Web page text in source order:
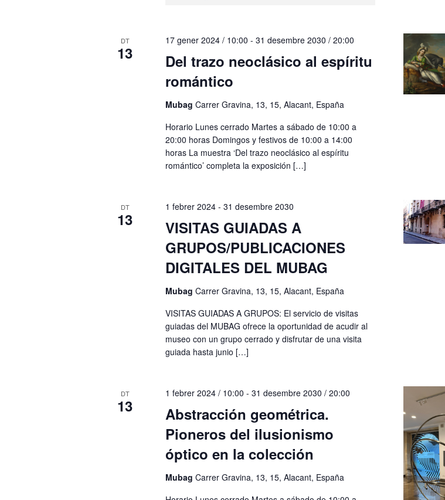
DT
13
Del trazo neoclásico al espíritu
romántico
17 gener 2024 / 10:00 -31 desembre 2030 / 20:00
MubagCarrer Gravina, 13, 15, Alacant, España
Horario Lunes cerrado Martes a sábado de 10:00 a
20:00 horas Domingos y festivos de 10:00 a 14:00
horas La muestra ‘Del trazo neoclásico al espíritu
romántico’ completa la exposición […]
DT
13
VISITAS GUIADAS A
GRUPOS/PUBLICACIONES
DIGITALES DEL MUBAG
1 febrer 2024 -31 desembre 2030
MubagCarrer Gravina, 13, 15, Alacant, España
VISITAS GUIADAS A GRUPOS: El servicio de visitas
guiadas del MUBAG ofrece la oportunidad de acudir al
museo con un grupo cerrado y disfrutar de una visita
guiada hasta junio […]
DT
13
Abstracción geométrica.
Pioneros del ilusionismo
óptico en la colección
1 febrer 2024 / 10:00 -31 desembre 2030 / 20:00
MubagCarrer Gravina, 13, 15, Alacant, España